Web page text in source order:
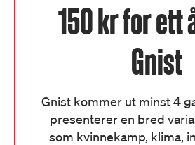
150 kr for ett
Gnist
Gnist kommer ut minst 4
presenterer en bred
som kvinnekamp, klima,